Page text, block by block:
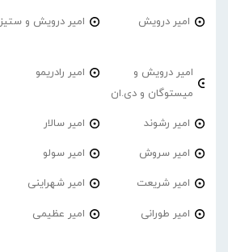
امیر درویش امیر درویش و ستیز
امیر درویش و
میستوگان و دی.ان
امیر رادریمو
امیر رشوند امیر سالار
امیر سروش امیر سولو
امیر شریعت امیر شهراینی
امیر طورانی امیر عظیمی